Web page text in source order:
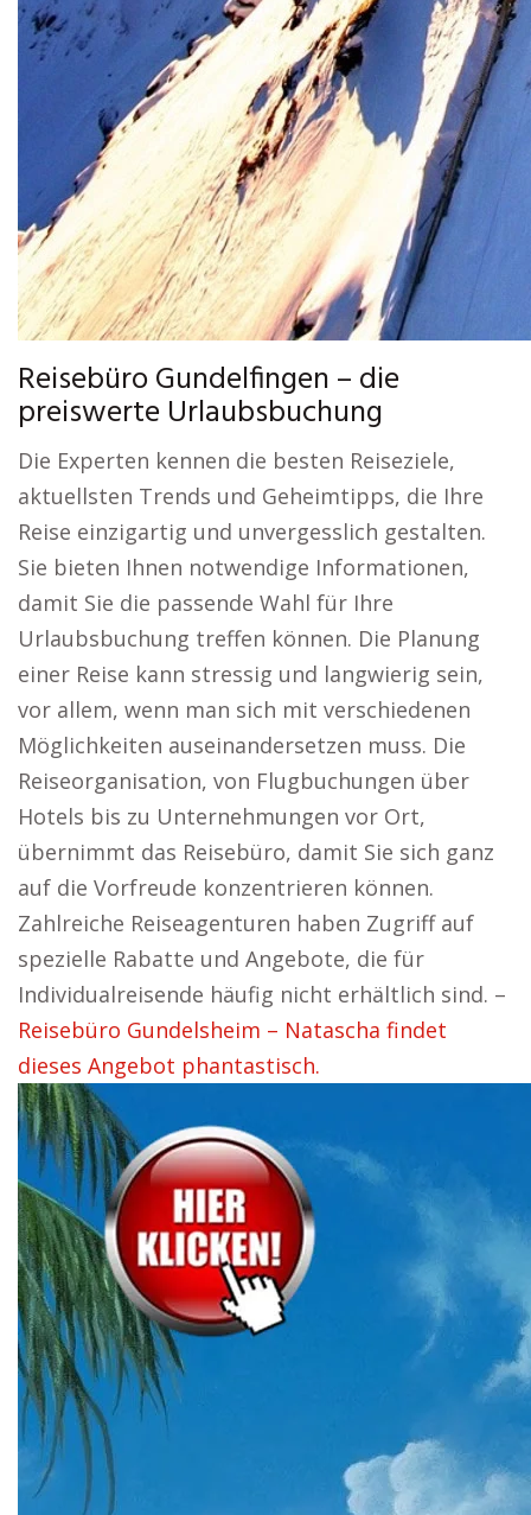
Reisebüro Gundelfingen – die
preiswerte Urlaubsbuchung
Die Experten kennen die besten Reiseziele,
aktuellsten Trends und Geheimtipps, die Ihre
Reise einzigartig und unvergesslich gestalten.
Sie bieten Ihnen notwendige Informationen,
damit Sie die passende Wahl für Ihre
Urlaubsbuchung treffen können. Die Planung
einer Reise kann stressig und langwierig sein,
vor allem, wenn man sich mit verschiedenen
Möglichkeiten auseinandersetzen muss. Die
Reiseorganisation, von Flugbuchungen über
Hotels bis zu Unternehmungen vor Ort,
übernimmt das Reisebüro, damit Sie sich ganz
auf die Vorfreude konzentrieren können.
Zahlreiche Reiseagenturen haben Zugriff auf
spezielle Rabatte und Angebote, die für
Individualreisende häufig nicht erhältlich sind. –
Reisebüro Gundelsheim – Natascha findet
dieses Angebot phantastisch.